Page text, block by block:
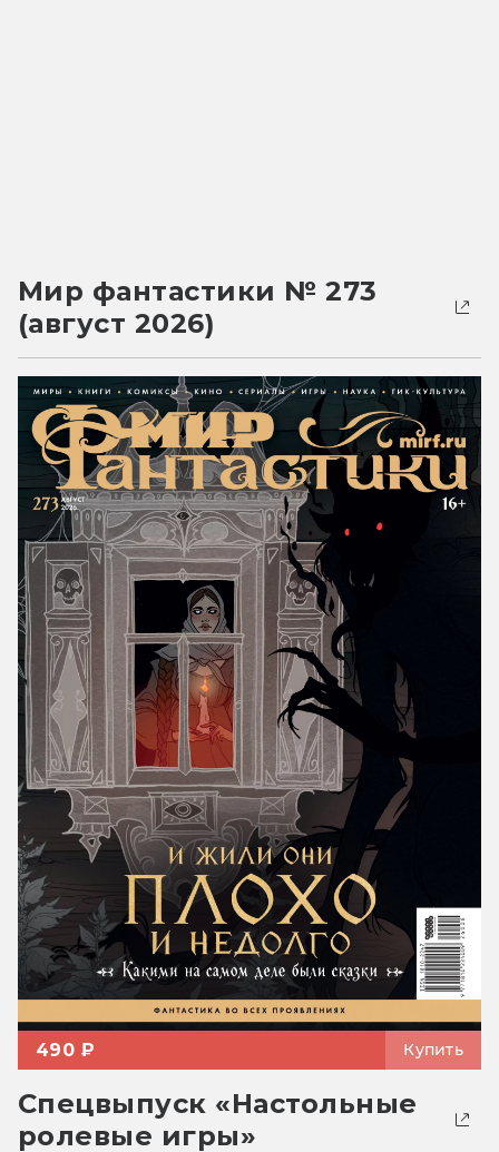
Мир фантастики № 273
(август 2026)
490 ₽ Купить
Спецвыпуск «Настольные
ролевые игры»